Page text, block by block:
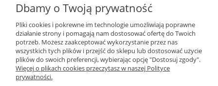
Moje konto
Dbamy o Twoją prywatność
Pliki cookies i pokrewne im technologie umożliwiają poprawne
działanie strony i pomagają nam dostosować ofertę do Twoich
potrzeb. Możesz zaakceptować wykorzystanie przez nas
wszystkich tych plików i przejść do sklepu lub dostosować użycie
plików do swoich preferencji, wybierając opcję "Dostosuj zgody".
Więcej o plikach cookies przeczytasz w naszej Polityce
prywatności.